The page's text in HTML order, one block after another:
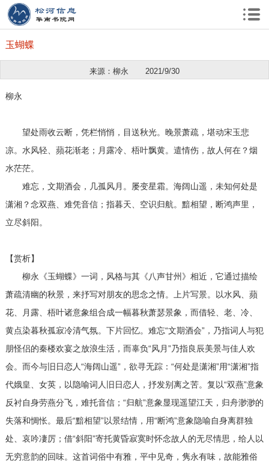
玉蝴蝶
来源：柳永 2021/9/30
柳永
望处雨收云断，凭栏悄悄，目送秋光。晚景萧疏，堪动宋玉悲
凉。水风轻、蘋花渐老；月露冷、梧叶飘黄。遣情伤，故人何在？烟
水茫茫。
难忘，文期酒会，几孤风月。屡变星霜。海阔山遥，未知何处是
潇湘？念双燕、难凭音信；指暮天、空识归航。黯相望，断鸿声里，
立尽斜阳。
【赏析】
柳永《玉蝴蝶》一词，风格与其《八声甘州》相近，它通过描绘
萧疏清幽的秋景，来抒写对朋友的思念之情。上片写景。以水风、蘋
花、月露、梧叶诸意象组合成一幅暮秋萧瑟景象，而借轻、老、冷、
黄点染暮秋孤寂冷清气氛。下片回忆。难忘“文期酒会”，乃指词人与犯
朋怪侣的秦楼欢宴之放浪生活，而辜负“风月”乃指良辰美景与佳人欢
会。而今与旧日恋人“海阔山遥”，欲寻无踪：“何处是潇湘”用“潇湘”指
代娥皇、女英，以隐喻词人旧日恋人，抒发别离之苦。复以“双燕”意象
反衬自身劳燕分飞，难托音信；“归航”意象显现遥望江天，归舟渺渺的
失落和惆怅。最后“黯相望”以景结情，用“断鸿”意象隐喻自身离群独
处、哀吟凄厉；借“斜阳”寄托黄昏寂寞时怀念故人的无尽情思，给人以
无穷意韵的回味。这首词俗中有雅，平中见奇，隽永有味，故能雅俗